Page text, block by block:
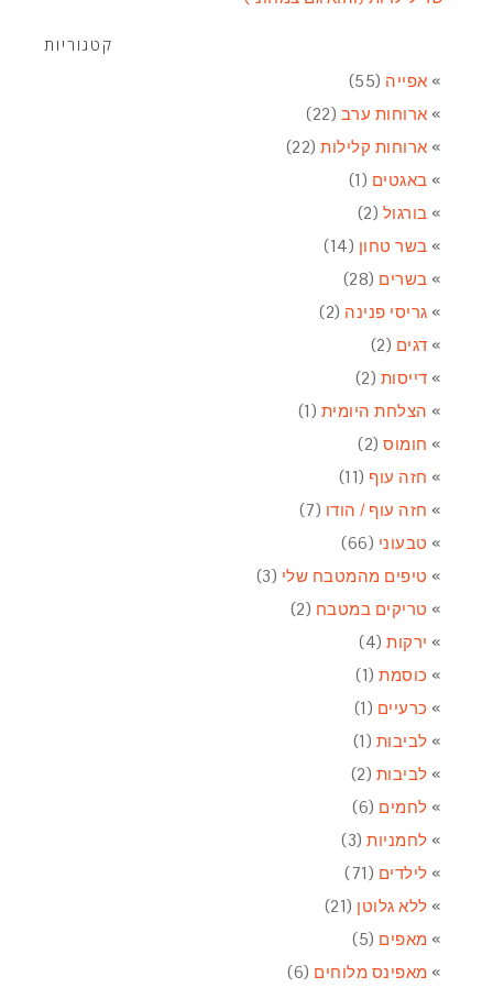
קטגוריות
אפייה (55)
ארוחות ערב (22)
ארוחות קלילות(22)
באגטים (1)
בורגול (2)
בשר טחון (14)
בשרים (28)
גריסי פנינה (2)
דגים (2)
דייסות (2)
הצלחת היומית (1)
חומוס(2)
חזה עוף (11)
חזה עוף / הודו (7)
טבעוני (66)
טיפים מהמטבח שלי (3)
טריקים במטבח (2)
ירקות(4)
כוסמת(1)
כרעיים (1)
לביבות (1)
לביבות (2)
לחמים (6)
לחמניות(3)
לילדים (71)
ללא גלוטן (21)
מאפים (5)
מאפינס מלוחים (6)